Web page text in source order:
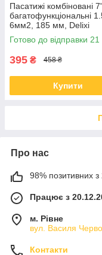
Пасатижі комбіновані
багатофункціональні
6мм2, 185 мм, Delixi
Готово до відправки 21
395 ₴ 458 ₴
Купити
Про нас
98% позитивних з
Працює з
м. Рівне
вул. Василя
Контакти